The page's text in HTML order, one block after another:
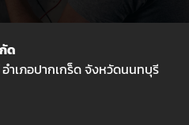
ด
ำเภอปากเกร็ด จังหวัดนนทบุรี